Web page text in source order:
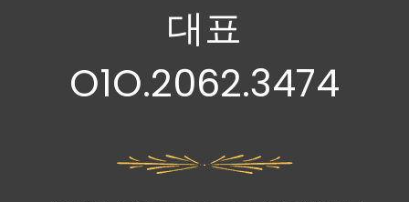
대표
O1O.2062.3474